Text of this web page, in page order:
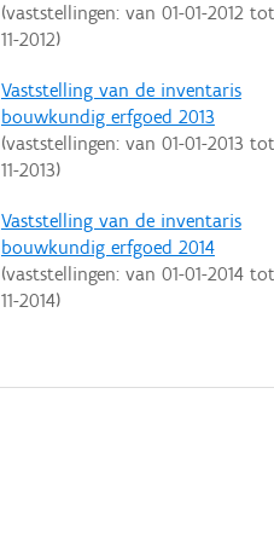
(vaststellingen: van 01-01-2012tot
11-2012)
Vaststelling van de inventaris
bouwkundig erfgoed 2013
(vaststellingen: van 01-01-2013 tot
11-2013)
Vaststelling van de inventaris
bouwkundig erfgoed 2014
(vaststellingen: van 01-01-2014tot
11-2014)